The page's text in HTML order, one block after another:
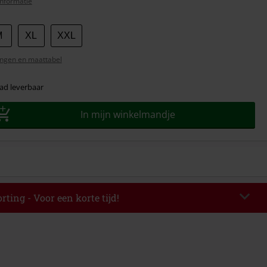
XL XXL
en maattabel
leverbaar
In mijn winkelmandje
- Voor een korte tijd!